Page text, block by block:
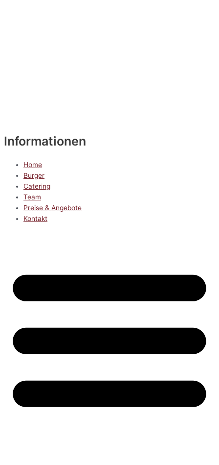
Informationen
Home
Burger
Catering
Team
Preise & Angebote
Kontakt